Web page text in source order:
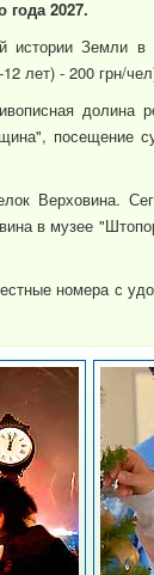
2027.
Земли в
лет) - 200 грн/
долина
посещение
Верховина.
в музее
номера с